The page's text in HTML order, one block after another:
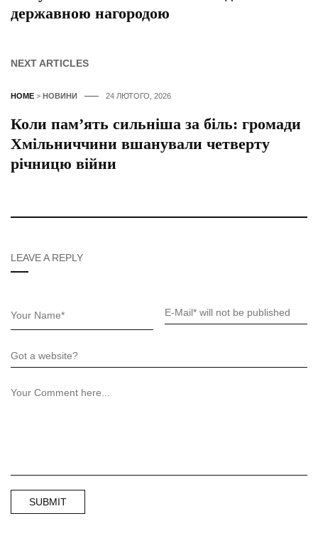
державною нагородою
NEXT ARTICLES
HOME > НОВИНИ 24 ЛЮТОГО, 2026
Коли пам’ять сильніша за біль: громади
Хмільниччини вшанували четверту
річницю війни
LEAVE A REPLY